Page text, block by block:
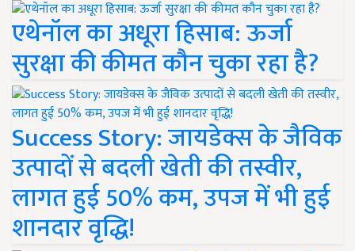
एथेनॉल का अधूरा हिसाब: ऊर्जा
सुरक्षा की कीमत कौन चुका रहा है?
Success Story: जायडेक्स के जैविक
उत्पादों से बदली खेती की तस्वीर,
लागत हुई 50% कम, उपज में भी हुई
शानदार वृद्धि!